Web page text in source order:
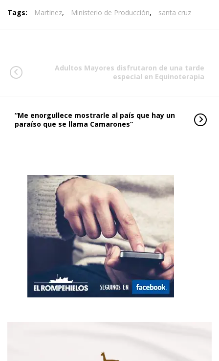
Tags: Martinez, Ministerio de Producción, santa cruz
Adultos Mayores disfrutaron de una tarde
especial en Equinoterapia
“Me enorgullece mostrarle al país que hay un
paraíso que se llama Camarones”